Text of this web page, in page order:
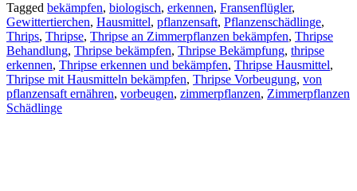
Tagged bekämpfen, biologisch, erkennen, Fransenflügler,
Gewittertierchen, Hausmittel, pflanzensaft, Pflanzenschädlinge,
Thrips, Thripse, Thripse an Zimmerpflanzen bekämpfen, Thripse
Behandlung, Thripse bekämpfen, Thripse Bekämpfung, thripse
erkennen, Thripse erkennen und bekämpfen, Thripse Hausmittel,
Thripse mit Hausmitteln bekämpfen, Thripse Vorbeugung, von
pflanzensaft ernähren, vorbeugen, zimmerpflanzen, Zimmerpflanzen
Schädlinge